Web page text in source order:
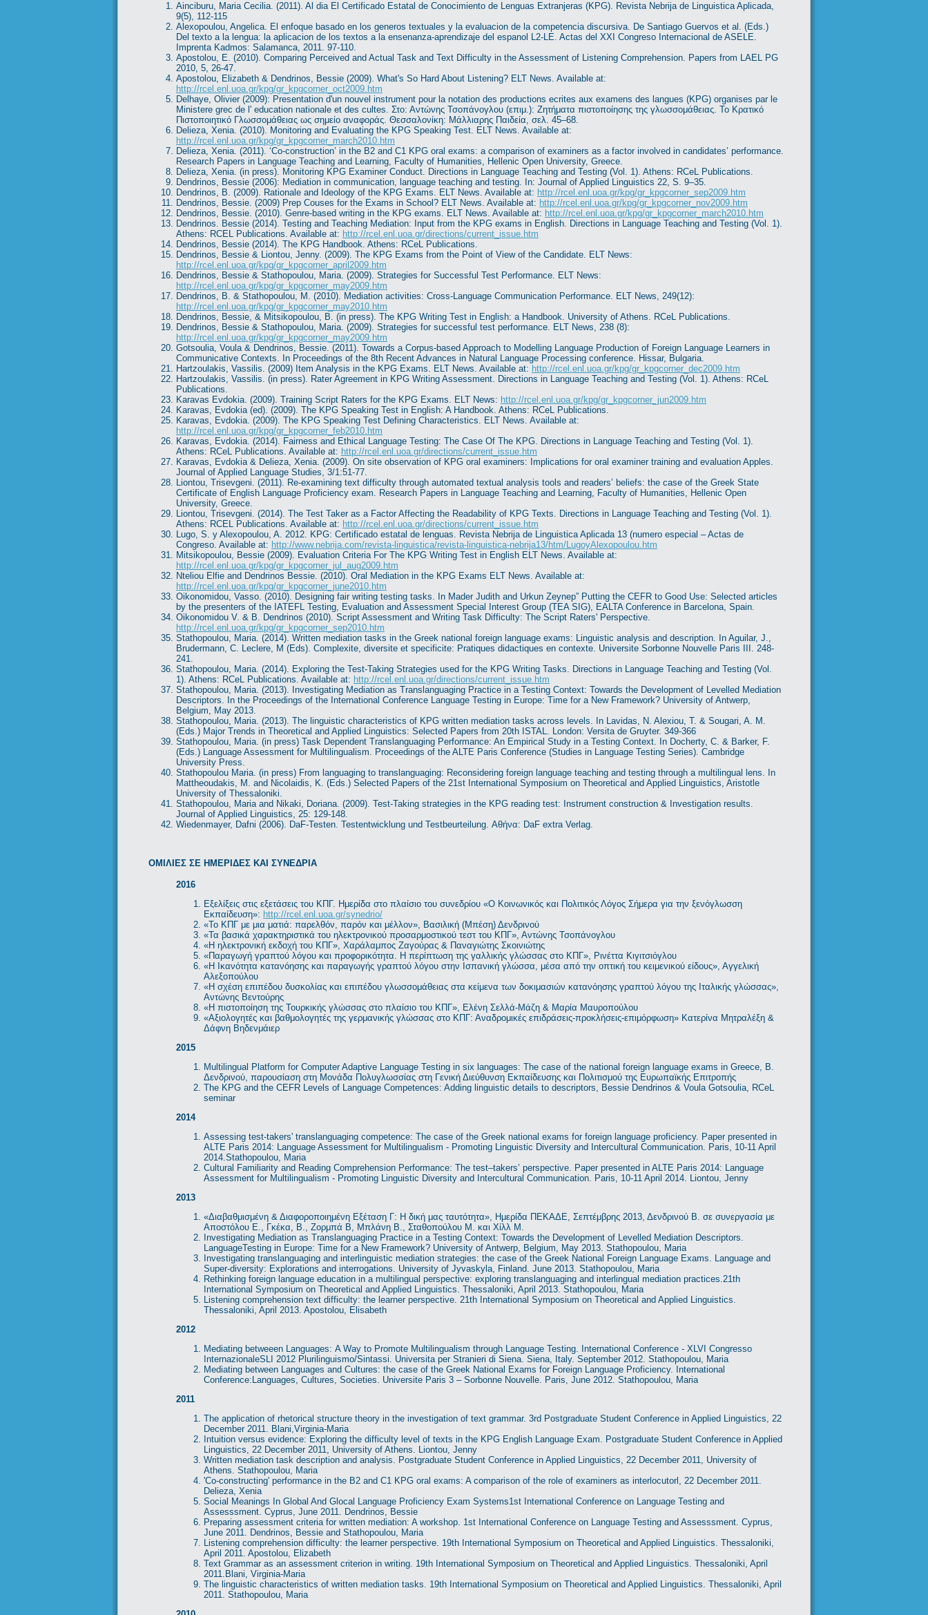
Ainciburu, Maria Cecilia. (2011). Al dia El Certificado Estatal de Conocimiento de Lenguas Extranjeras (KPG). Revista Nebrija de Linguistica Aplicada,
9(5), 112-115
Alexopoulou, Angelica. El enfoque basado en los generos textuales y la evaluacion de la competencia discursiva. De Santiago Guervos et al. (Eds.)
Del texto a la lengua: la aplicacion de los textos a la ensenanza-aprendizaje del espanol L2-LE. Actas del XXI Congreso Internacional de ASELE.
Imprenta Kadmos: Salamanca, 2011. 97-110.
Apostolou, E. (2010). Comparing Perceived and Actual Task and Text Difficulty in the Assessment of Listening Comprehension. Papers from LAEL PG
2010, 5, 26-47.
Apostolou, Elizabeth & Dendrinos, Bessie (2009). What's So Hard About Listening? ELT News. Available at:
http://rcel.enl.uoa.gr/kpg/gr_kpgcorner_oct2009.htm
Delhaye, Olivier (2009): Presentation d'un nouvel instrument pour la notation des productions ecrites aux examens des langues (KPG) organises par le
Ministere grec de l' education nationale et des cultes. Στο: Αντώνης Τσοπάνογλου (επιμ.): Ζητήματα πιστοποίησης της γλωσσομάθειας. Το Κρατικό
Πιστοποιητικό Γλωσσομάθειας ως σημείο αναφοράς. Θεσσαλονίκη: Μάλλιαρης Παιδεία, σελ. 45–68.
Delieza, Xenia. (2010). Monitoring and Evaluating the KPG Speaking Test. ELT News. Available at:
http://rcel.enl.uoa.gr/kpg/gr_kpgcorner_march2010.htm
Delieza, Xenia. (2011). ‘Co-construction’ in the B2 and C1 KPG oral exams: a comparison of examiners as a factor involved in candidates’ performance.
Research Papers in Language Teaching and Learning, Faculty of Humanities, Hellenic Open University, Greece.
Delieza, Xenia. (in press). Monitoring KPG Examiner Conduct. Directions in Language Teaching and Testing (Vol. 1). Athens: RCeL Publications.
Dendrinos, Bessie (2006): Mediation in communication, language teaching and testing. In: Journal of Applied Linguistics 22, S. 9–35.
Dendrinos, B. (2009). Rationale and Ideology of the KPG Exams. ELT News. Available at: http://rcel.enl.uoa.gr/kpg/gr_kpgcorner_sep2009.htm
Dendrinos, Bessie. (2009) Prep Couses for the Exams in School? ELT News. Available at: http://rcel.enl.uoa.gr/kpg/gr_kpgcorner_nov2009.htm
Dendrinos, Bessie. (2010). Genre-based writing in the KPG exams. ELT News. Available at: http://rcel.enl.uoa.gr/kpg/gr_kpgcorner_march2010.htm
Dendrinos. Bessie (2014). Testing and Teaching Mediation: Input from the KPG exams in English. Directions in Language Teaching and Testing (Vol. 1).
Athens: RCEL Publications. Available at: http://rcel.enl.uoa.gr/directions/current_issue.htm
Dendrinos, Bessie (2014). The KPG Handbook. Athens: RCeL Publications.
Dendrinos, Bessie & Liontou, Jenny. (2009). The KPG Exams from the Point of View of the Candidate. ELT News:
http://rcel.enl.uoa.gr/kpg/gr_kpgcorner_april2009.htm
Dendrinos, Bessie & Stathopoulou, Maria. (2009). Strategies for Successful Test Performance. ELT News:
http://rcel.enl.uoa.gr/kpg/gr_kpgcorner_may2009.htm
Dendrinos, B. & Stathopoulou, M. (2010). Mediation activities: Cross-Language Communication Performance. ELT News, 249(12):
http://rcel.enl.uoa.gr/kpg/gr_kpgcorner_may2010.htm
Dendrinos, Bessie, & Mitsikopoulou, B. (in press). The KPG Writing Test in English: a Handbook. University of Athens. RCeL Publications.
Dendrinos, Bessie & Stathopoulou, Maria. (2009). Strategies for successful test performance. ELT News, 238 (8):
http://rcel.enl.uoa.gr/kpg/gr_kpgcorner_may2009.htm
Gotsoulia, Voula & Dendrinos, Bessie. (2011). Towards a Corpus-based Approach to Modelling Language Production of Foreign Language Learners in
Communicative Contexts. In Proceedings of the 8th Recent Advances in Natural Language Processing conference. Hissar, Bulgaria.
Hartzoulakis, Vassilis. (2009) Item Analysis in the KPG Exams. ELT News. Available at: http://rcel.enl.uoa.gr/kpg/gr_kpgcorner_dec2009.htm
Hartzoulakis, Vassilis. (in press). Rater Agreement in KPG Writing Assessment. Directions in Language Teaching and Testing (Vol. 1). Athens: RCeL
Publications.
Karavas Evdokia. (2009). Training Script Raters for the KPG Exams. ELT News: http://rcel.enl.uoa.gr/kpg/gr_kpgcorner_jun2009.htm
Karavas, Evdokia (ed). (2009). The KPG Speaking Test in English: A Handbook. Athens: RCeL Publications.
Karavas, Evdokia. (2009). The KPG Speaking Test Defining Characteristics. ELT News. Available at:
http://rcel.enl.uoa.gr/kpg/gr_kpgcorner_feb2010.htm
Karavas, Evdokia. (2014). Fairness and Ethical Language Testing: The Case Of The KPG. Directions in Language Teaching and Testing (Vol. 1).
Athens: RCeL Publications. Available at: http://rcel.enl.uoa.gr/directions/current_issue.htm
Karavas, Evdokia & Delieza, Xenia. (2009). On site observation of KPG oral examiners: Implications for oral examiner training and evaluation Apples.
Journal of Applied Language Studies, 3/1:51-77.
Liontou, Trisevgeni. (2011). Re-examining text difficulty through automated textual analysis tools and readers’ beliefs: the case of the Greek State
Certificate of English Language Proficiency exam. Research Papers in Language Teaching and Learning, Faculty of Humanities, Hellenic Open
University, Greece.
Liontou, Trisevgeni. (2014). The Test Taker as a Factor Affecting the Readability of KPG Texts. Directions in Language Teaching and Testing (Vol. 1).
Athens: RCEL Publications. Available at: http://rcel.enl.uoa.gr/directions/current_issue.htm
Lugo, S. y Alexopoulou, A. 2012. KPG: Certificado estatal de lenguas. Revista Nebrija de Linguistica Aplicada 13 (numero especial – Actas de
Congreso. Available at: http://www.nebrija.com/revista-linguistica/revista-linguistica-nebrija13/htm/LugoyAlexopoulou.htm
Mitsikopoulou, Bessie (2009). Evaluation Criteria For The KPG Writing Test in English ELT News. Available at:
http://rcel.enl.uoa.gr/kpg/gr_kpgcorner_jul_aug2009.htm
Nteliou Elfie and Dendrinos Bessie. (2010). Oral Mediation in the KPG Exams ELT News. Available at:
http://rcel.enl.uoa.gr/kpg/gr_kpgcorner_june2010.htm
Oikonomidou, Vasso. (2010). Designing fair writing testing tasks. In Mader Judith and Urkun Zeynep” Putting the CEFR to Good Use: Selected articles
by the presenters of the IATEFL Testing, Evaluation and Assessment Special Interest Group (TEA SIG), EALTA Conference in Barcelona, Spain.
Oikonomidou V. & B. Dendrinos (2010). Script Assessment and Writing Task Difficulty: The Script Raters' Perspective.
http://rcel.enl.uoa.gr/kpg/gr_kpgcorner_sep2010.htm
Stathopoulou, Maria. (2014). Written mediation tasks in the Greek national foreign language exams: Linguistic analysis and description. In Aguilar, J.,
Brudermann, C. Leclere, M (Eds). Complexite, diversite et specificite: Pratiques didactiques en contexte. Universite Sorbonne Nouvelle Paris III. 248-
241.
Stathopoulou, Maria. (2014). Exploring the Test-Taking Strategies used for the KPG Writing Tasks. Directions in Language Teaching and Testing (Vol.
1). Athens: RCeL Publications. Available at: http://rcel.enl.uoa.gr/directions/current_issue.htm
Stathopoulou, Maria. (2013). Investigating Mediation as Translanguaging Practice in a Testing Context: Towards the Development of Levelled Mediation
Descriptors. In the Proceedings of the International Conference Language Testing in Europe: Time for a New Framework? University of Antwerp,
Belgium, May 2013.
Stathopoulou, Maria. (2013). The linguistic characteristics of KPG written mediation tasks across levels. In Lavidas, N. Alexiou, T. & Sougari, A. M.
(Eds.) Major Trends in Theoretical and Applied Linguistics: Selected Papers from 20th ISTAL. London: Versita de Gruyter. 349-366
Stathopoulou, Maria. (in press) Task Dependent Translanguaging Performance: An Empirical Study in a Testing Context. In Docherty, C. & Barker, F.
(Eds.) Language Assessment for Multilingualism. Proceedings of the ALTE Paris Conference (Studies in Language Testing Series). Cambridge
University Press.
Stathopoulou Maria. (in press) From languaging to translanguaging: Reconsidering foreign language teaching and testing through a multilingual lens. In
Mattheoudakis, M. and Nicolaidis, K. (Eds.) Selected Papers of the 21st International Symposium on Theoretical and Applied Linguistics, Aristotle
University of Thessaloniki.
Stathopoulou, Maria and Nikaki, Doriana. (2009). Test-Taking strategies in the KPG reading test: Instrument construction & Investigation results.
Journal of Applied Linguistics, 25: 129-148.
Wiedenmayer, Dafni (2006). DaF-Testen. Testentwicklung und Testbeurteilung. Αθήνα: DaF extra Verlag.
ΟΜΙΛΙΕΣ ΣΕ ΗΜΕΡΙΔΕΣ ΚΑΙ ΣΥΝΕΔΡΙΑ
2016
Εξελίξεις στις εξετάσεις του ΚΠΓ. Ημερίδα στο πλαίσιο του συνεδρίου «Ο Κοινωνικός και Πολιτικός Λόγος Σήμερα για την ξενόγλωσση
Εκπαίδευση»: http://rcel.enl.uoa.gr/synedrio/
«Το ΚΠΓ με μια ματιά: παρελθόν, παρόν και μέλλον», Βασιλική (Μπέση) Δενδρινού
«Τα βασικά χαρακτηριστικά του ηλεκτρονικού προσαρμοστικού τεστ του ΚΠΓ», Αντώνης Τσοπάνογλου
«Η ηλεκτρονική εκδοχή του ΚΠΓ», Χαράλαμπος Ζαγούρας & Παναγιώτης Σκοινιώτης
«Παραγωγή γραπτού λόγου και προφορικότητα. Η περίπτωση της γαλλικής γλώσσας στο ΚΠΓ», Ρινέττα Κιγιτσιόγλου
«Η Ικανότητα κατανόησης και παραγωγής γραπτού λόγου στην Ισπανική γλώσσα, μέσα από την οπτική του κειμενικού είδους», Αγγελική
Αλεξοπούλου
«Η σχέση επιπέδου δυσκολίας και επιπέδου γλωσσομάθειας στα κείμενα των δοκιμασιών κατανόησης γραπτού λόγου της Ιταλικής γλώσσας»,
Αντώνης Βεντούρης
«Η πιστοποίηση της Τουρκικής γλώσσας στο πλαίσιο του ΚΠΓ», Ελένη Σελλά-Μάζη & Μαρία Μαυροπούλου
«Αξιολογητές και βαθμολογητές της γερμανικής γλώσσας στο ΚΠΓ: Αναδρομικές επιδράσεις-προκλήσεις-επιμόρφωση» Κατερίνα Μητραλέξη &
Δάφνη Βηδενμάιερ
2015
Multilingual Platform for Computer Adaptive Language Testing in six languages: The case of the national foreign language exams in Greece, Β.
Δενδρινού, παρουσίαση στη Μονάδα Πολυγλωσσίας στη Γενική Διεύθυνση Εκπαίδευσης και Πολιτισμού της Ευρωπαϊκής Επιτροπής
The KPG and the CEFR Levels of Language Competences: Adding linguistic details to descriptors, Bessie Dendrinos & Voula Gotsoulia, RCeL
seminar
2014
Assessing test-takers' translanguaging competence: The case of the Greek national exams for foreign language proficiency. Paper presented in
ALTE Paris 2014: Language Assessment for Multilingualism - Promoting Linguistic Diversity and Intercultural Communication. Paris, 10-11 April
2014.Stathopoulou, Maria
Cultural Familiarity and Reading Comprehension Performance: The test–takers’ perspective. Paper presented in ALTE Paris 2014: Language
Assessment for Multilingualism - Promoting Linguistic Diversity and Intercultural Communication. Paris, 10-11 April 2014. Liontou, Jenny
2013
«Διαβαθμισμένη & Διαφοροποιημένη Εξέταση Γ: Η δική μας ταυτότητα», Ημερίδα ΠΕΚΑΔΕ, Σεπτέμβρης 2013, Δενδρινού Β. σε συνεργασία με
Αποστόλου Ε., Γκέκα, Β., Ζορμπά Β, Μπλάνη Β., Σταθοπούλου Μ. και Χίλλ Μ.
Investigating Mediation as Translanguaging Practice in a Testing Context: Towards the Development of Levelled Mediation Descriptors.
LanguageTesting in Europe: Time for a New Framework? University of Antwerp, Belgium, May 2013. Stathopoulou, Maria
Investigating translanguaging and interlinguistic mediation strategies: the case of the Greek National Foreign Language Exams. Language and
Super-diversity: Explorations and interrogations. University of Jyvaskyla, Finland. June 2013. Stathopoulou, Maria
Rethinking foreign language education in a multilingual perspective: exploring translanguaging and interlingual mediation practices.21th
International Symposium on Theoretical and Applied Linguistics. Thessaloniki, April 2013. Stathopoulou, Maria
Listening comprehension text difficulty: the learner perspective. 21th International Symposium on Theoretical and Applied Linguistics.
Thessaloniki, April 2013. Apostolou, Elisabeth
2012
Mediating betweeen Languages: Α Way to Promote Multilingualism through Language Testing. International Conference - XLVI Congresso
InternazionaleSLI 2012 Plurilinguismo/Sintassi. Universita per Stranieri di Siena. Siena, Italy. September 2012. Stathopoulou, Maria
Mediating between Languages and Cultures: the case of the Greek National Exams for Foreign Language Proficiency. International
Conference:Languages, Cultures, Societies. Universite Paris 3 – Sorbonne Nouvelle. Paris, June 2012. Stathopoulou, Maria
2011
The application of rhetorical structure theory in the investigation of text grammar. 3rd Postgraduate Student Conference in Applied Linguistics, 22
December 2011. Blani,Virginia-Maria
Intuition versus evidence: Exploring the difficulty level of texts in the KPG English Language Exam. Postgraduate Student Conference in Applied
Linguistics, 22 December 2011, University of Athens. Liontou, Jenny
Written mediation task description and analysis. Postgraduate Student Conference in Applied Linguistics, 22 December 2011, University of
Athens. Stathopoulou, Maria
'Co-constructing' performance in the B2 and C1 KPG oral exams: A comparison of the role of examiners as interlocutorl, 22 December 2011.
Delieza, Xenia
Social Meanings In Global And Glocal Language Proficiency Exam Systems1st International Conference on Language Testing and
Assesssment. Cyprus, June 2011. Dendrinos, Bessie
Preparing assessment criteria for written mediation: A workshop. 1st International Conference on Language Testing and Assesssment. Cyprus,
June 2011. Dendrinos, Bessie and Stathopoulou, Maria
Listening comprehension difficulty: the learner perspective. 19th International Symposium on Theoretical and Applied Linguistics. Thessaloniki,
April 2011. Apostolou, Elizabeth
Text Grammar as an assessment criterion in writing. 19th International Symposium on Theoretical and Applied Linguistics. Thessaloniki, April
2011.Blani, Virginia-Maria
The linguistic characteristics of written mediation tasks. 19th International Symposium on Theoretical and Applied Linguistics. Thessaloniki, April
2011. Stathopoulou, Maria